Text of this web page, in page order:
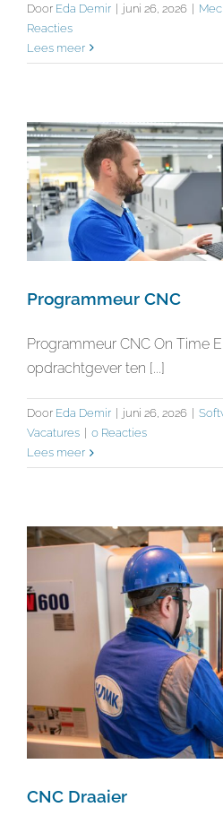
Door Eda Demir | juni 26, 2026 |
Reacties
Lees meer
Programmeur CNC
Programmeur CNC On Time
opdrachtgever ten [...]
Door Eda Demir juni 26, 2026
Vacatures
0 Reacties
Lees meer
CNC Draaier